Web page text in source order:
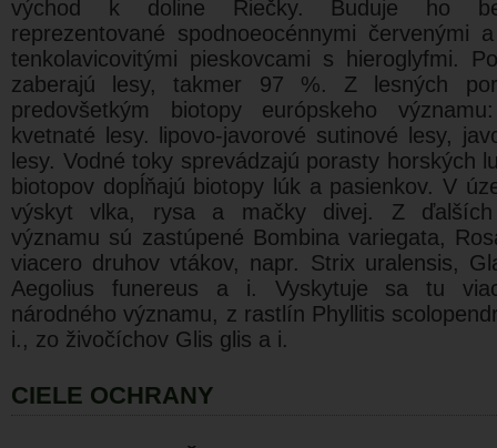
východ k doline Riečky. Buduje ho
reprezentované spodnoeocénnymi červenými
tenkolavicovitými pieskovcami s hieroglyfmi.
zaberajú lesy, takmer 97 %. Z lesných
predovšetkým biotopy európskeho
kvetnaté lesy. lipovo-javorové sutinové lesy,
lesy. Vodné toky sprevádzajú porasty horských
biotopov dopĺňajú biotopy lúk a pasienkov. V
výskyt vlka, rysa a mačky divej. Z ďalších
významu sú zastúpené Bombina variegata,
viacero druhov vtákov, napr. Strix uralensis,
Aegolius funereus a i. Vyskytuje sa tu
národného významu, z rastlín Phyllitis
i., zo živočíchov Glis glis a i.
CIELE OCHRANY